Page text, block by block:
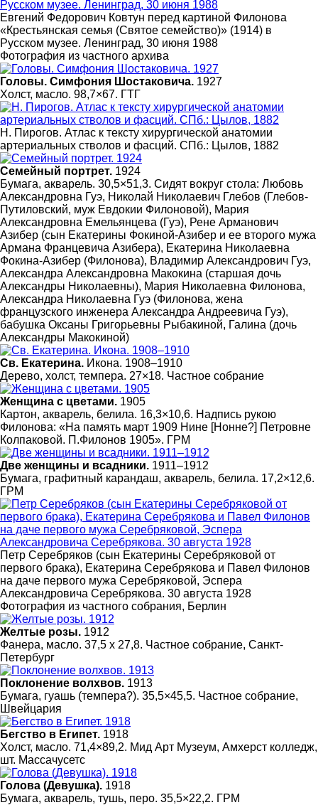
Евгений Федорович Ковтун перед картиной Филонова
«Крестьянская семья (Святое семейство)» (1914) в
Русском музее. Ленинград, 30 июня 1988
Фотография из частного архива
Головы. Симфония Шостаковича. 1927
Холст, масло. 98,7×67. ГТГ
Н. Пирогов. Атлас к тексту хирургической анатомии
артериальных стволов и фасций. СПб.: Цылов, 1882
Семейный портрет. 1924
Бумага, акварель. 30,5×51,3. Сидят вокруг стола: Любовь
Александровна Гуэ, Николай Николаевич Глебов (Глебов-
Путиловский, муж Евдокии Филоновой), Мария
Александровна Емельянцева (Гуэ), Рене Арманович
Азибер (сын Екатерины Фокиной-Азибер и ее второго мужа
Армана Францевича Азибера), Екатерина Николаевна
Фокина-Азибер (Филонова), Владимир Александрович Гуэ,
Александра Александровна Макокина (старшая дочь
Александры Николаевны), Мария Николаевна Филонова,
Александра Николаевна Гуэ (Филонова, жена
французского инженера Александра Андреевича Гуэ),
бабушка Оксаны Григорьевны Рыбакиной, Галина (дочь
Александры Макокиной)
Св. Екатерина. Икона. 1908–1910
Дерево, холст, темпера. 27×18. Частное собрание
Женщина с цветами. 1905
Картон, акварель, белила. 16,3×10,6. Надпись рукою
Филонова: «На память март 1909 Нине [Нонне?] Петровне
Колпаковой. П.Филонов 1905». ГРМ
Две женщины и всадники. 1911–1912
Бумага, графитный карандаш, акварель, белила. 17,2×12,6.
ГРМ
Петр Серебряков (сын Екатерины Серебряковой от
первого брака), Екатерина Серебрякова и Павел Филонов
на даче первого мужа Серебряковой, Эспера
Александровича Серебрякова. 30 августа 1928
Фотография из частного собрания, Берлин
Желтые розы. 1912
Фанера, масло. 37,5 х 27,8. Частное собрание, Санкт-
Петербург
Поклонение волхвов. 1913
Бумага, гуашь (темпера?). 35,5×45,5. Частное собрание,
Швейцария
Бегство в Египет. 1918
Холст, масло. 71,4×89,2. Мид Арт Музеум, Амхерст колледж,
шт. Массачусетс
Голова (Девушка). 1918
Бумага, акварель, тушь, перо. 35,5×22,2. ГРМ